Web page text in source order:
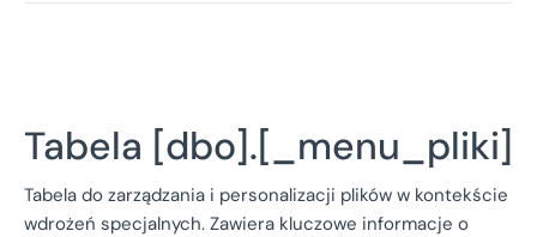
Tabela [dbo].[_menu_pliki]
Tabela do zarządzania i personalizacji plików w kontekście
wdrożeń specjalnych. Zawiera kluczowe informacje o